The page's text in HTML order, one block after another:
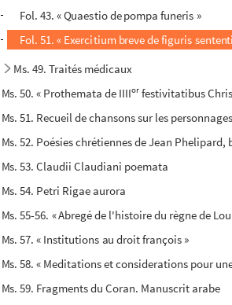
Fol. 43. « Quaestio de pompa funeris »
Fol. 51. « Exercitium breve de figuris
Ms. 49. Traités médicaux
Ms. 50. « Prothemata de IIIIor festivitatibus
Ms. 51. Recueil de chansons sur les
Ms. 52. Poésies chrétiennes de Jean
Ms. 53. Claudii Claudiani poemata
Ms. 54. Petri Rigae aurora
Ms. 55-56. « Abregé de l'histoire du règne de
Ms. 57. « Institutions au droit françois »
Ms. 58. « Meditations et considerations pour
Ms. 59. Fragments du Coran. Manuscrit arabe